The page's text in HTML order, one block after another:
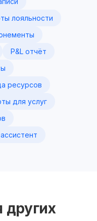
лояльности
P&L отчёт
ресурсов
для услуг
других